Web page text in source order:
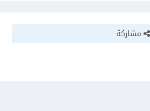
مشاركة